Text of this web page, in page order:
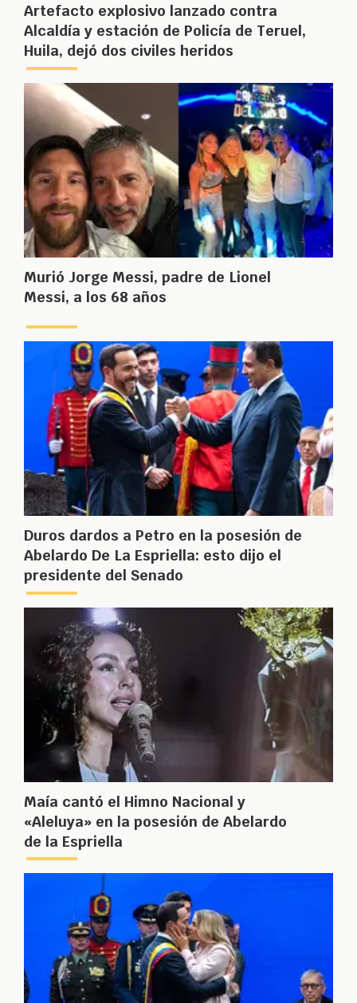
Artefacto explosivo lanzado contra
Alcaldía y estación de Policía de Teruel,
Huila, dejó dos civiles heridos
Murió Jorge Messi, padre de Lionel
Messi, a los 68 años
Duros dardos a Petro en la posesión de
Abelardo De La Espriella: esto dijo el
presidente del Senado
Maía cantó el Himno Nacional y
«Aleluya» en la posesión de Abelardo
de la Espriella